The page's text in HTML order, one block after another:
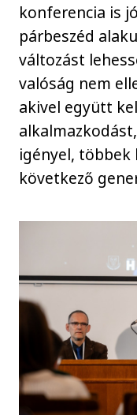
konferencia is
párbeszéd
változást
valóság nem
akivel együtt
igényel,
következő